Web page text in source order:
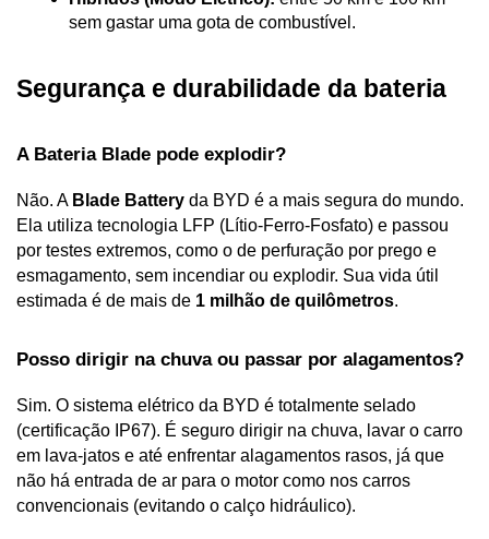
sem gastar uma gota de combustível.
Segurança e durabilidade da bateria
A Bateria Blade pode explodir?
Não. A Blade Battery da BYD é a mais segura do mundo.
Ela utiliza tecnologia LFP (Lítio-Ferro-Fosfato) e passou
por testes extremos, como o de perfuração por prego e
esmagamento, sem incendiar ou explodir. Sua vida útil
estimada é de mais de 1 milhão de quilômetros.
Posso dirigir na chuva ou passar por alagamentos?
Sim. O sistema elétrico da BYD é totalmente selado
(certificação IP67). É seguro dirigir na chuva, lavar o carro
em lava-jatos e até enfrentar alagamentos rasos, já que
não há entrada de ar para o motor como nos carros
convencionais (evitando o calço hidráulico).